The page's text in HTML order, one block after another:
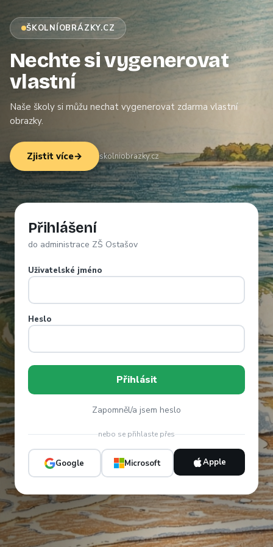
ŠKOLNÍOBRÁZKY.CZ
Nechte si vygenerovat
vlastní
Naše školy si můžu nechat vygenerovat zdarma vlastní
obrazky.
Zjistit více→ skolniobrazky.cz
Přihlášení
do administrace ZŠ Ostašov
Uživatelské jméno
Heslo
Zapomněl/a jsem heslo
nebo se přihlaste přes
Google Microsoft Apple